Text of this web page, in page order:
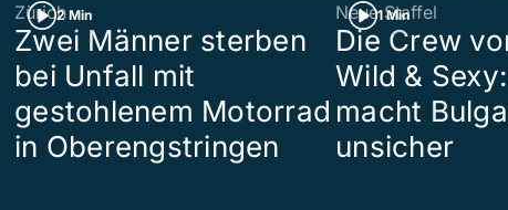
2 Min
Zürich
Zwei Männer sterben
bei Unfall mit
gestohlenem Motorrad
in Oberengstringen
1 Min
Neue Staffel
Die Crew
Wild &
macht
unsicher